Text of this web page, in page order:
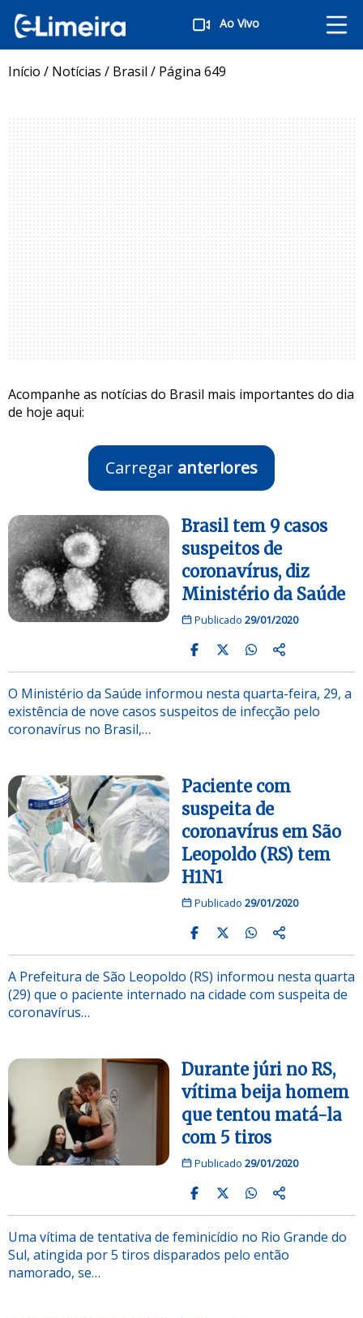
Ao Vivo
Início / Notícias / Brasil / Página 649
Acompanhe as notícias do Brasil mais importantes do dia
de hoje aqui:
Carregar anteriores
Brasil tem 9 casos
suspeitos de
coronavírus, diz
Ministério da Saúde
Publicado 29/01/2020
O Ministério da Saúde informou nesta quarta-feira, 29, a
existência de nove casos suspeitos de infecção pelo
coronavírus no Brasil,…
Paciente com
suspeita de
coronavírus em São
Leopoldo (RS) tem
H1N1
Publicado 29/01/2020
A Prefeitura de São Leopoldo (RS) informou nesta quarta
(29) que o paciente internado na cidade com suspeita de
coronavírus…
Durante júri no RS,
vítima beija homem
que tentou matá-la
com 5 tiros
Publicado 29/01/2020
Uma vítima de tentativa de feminicídio no Rio Grande do
Sul, atingida por 5 tiros disparados pelo então
namorado, se…